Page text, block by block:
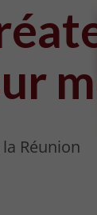
Réunion